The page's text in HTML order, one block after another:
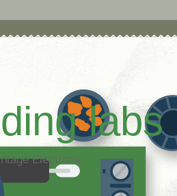
labs
Electronic